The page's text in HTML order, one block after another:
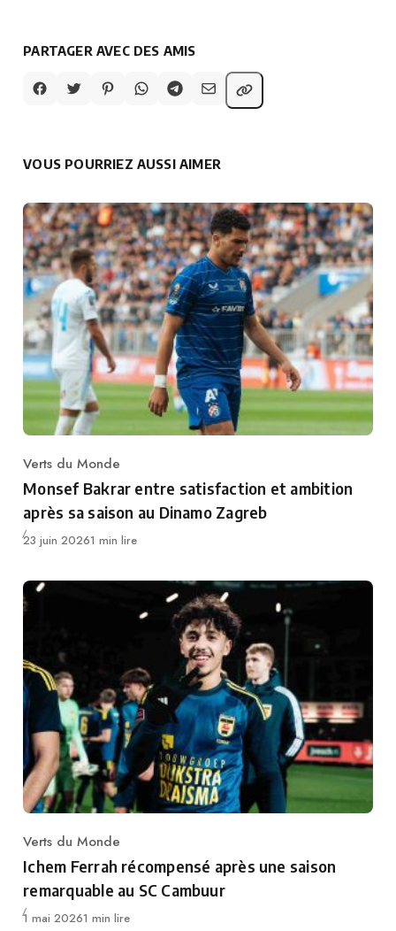
PARTAGER AVEC DES AMIS
VOUS POURRIEZ AUSSI AIMER
Category
Verts du Monde
Monsef Bakrar entre satisfaction et ambition
après sa saison au Dinamo Zagreb
Publié
23 juin 20261 min lire
Category
Verts du Monde
Ichem Ferrah récompensé après une saison
remarquable au SC Cambuur
Publié
1 mai 20261 min lire